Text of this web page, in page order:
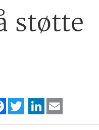
støtte
Facebook
TwitterLinkedIn